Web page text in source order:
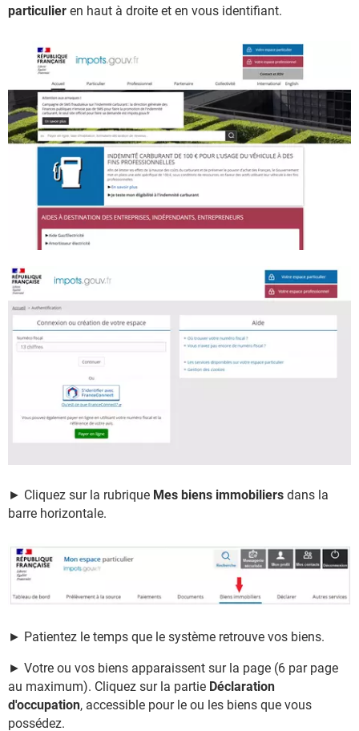
particulier en haut à droite et en vous identifiant.
► Cliquez sur la rubrique Mes biens immobiliers dans la
barre horizontale.
► Patientez le temps que le système retrouve vos biens.
► Votre ou vos biens apparaissent sur la page (6 par page
au maximum). Cliquez sur la partie Déclaration
d'occupation, accessible pour le ou les biens que vous
possédez.